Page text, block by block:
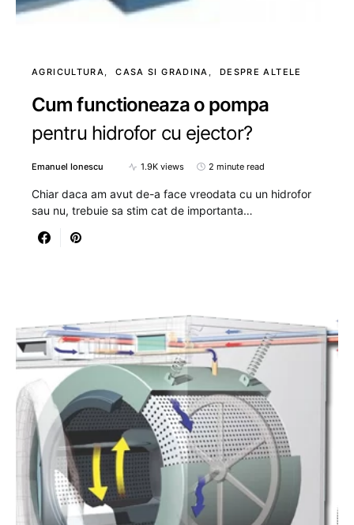
AGRICULTURA CASA SI GRADINA DESPRE ALTELE
Cum functioneaza o pompa
pentru hidrofor cu ejector?
Emanuel Ionescu 1.9K views 2 minute read
Chiar daca am avut de-a face vreodata cu un hidrofor
sau nu, trebuie sa stim cat de importanta…